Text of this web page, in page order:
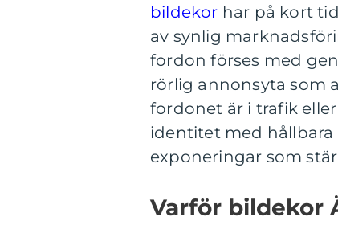
bildekor har på kort
av synlig
fordon förses med
rörlig annonsyta som
fordonet är i trafik
identitet med
exponeringar som
Varför bildekor